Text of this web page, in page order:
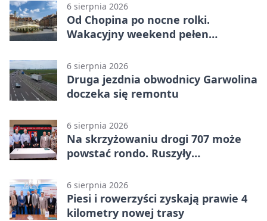
6 sierpnia 2026
Od Chopina po nocne rolki.
Wakacyjny weekend pełen
6 sierpnia 2026
Druga jezdnia obwodnicy Garwolina
doczeka się remontu
6 sierpnia 2026
Na skrzyżowaniu drogi 707 może
powstać rondo. Ruszyły
6 sierpnia 2026
Piesi i rowerzyści zyskają prawie 4
kilometry nowej trasy